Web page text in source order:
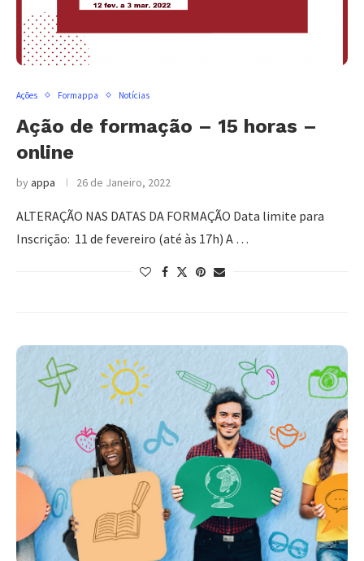
Ações Formappa Notícias
Ação de formação – 15 horas –
online
byappa 26 de Janeiro, 2022
ALTERAÇÃO NAS DATAS DA FORMAÇÃO Data limite para
Inscrição: 11 de fevereiro (até às 17h) A …